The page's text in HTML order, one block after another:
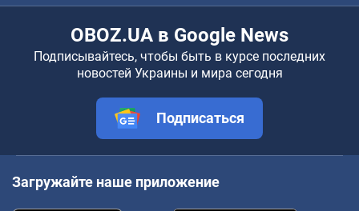
OBOZ.UA в Google News
Подписывайтесь, чтобы быть в курсе последних
новостей Украины и мира сегодня
Подписаться
Загружайте наше приложение